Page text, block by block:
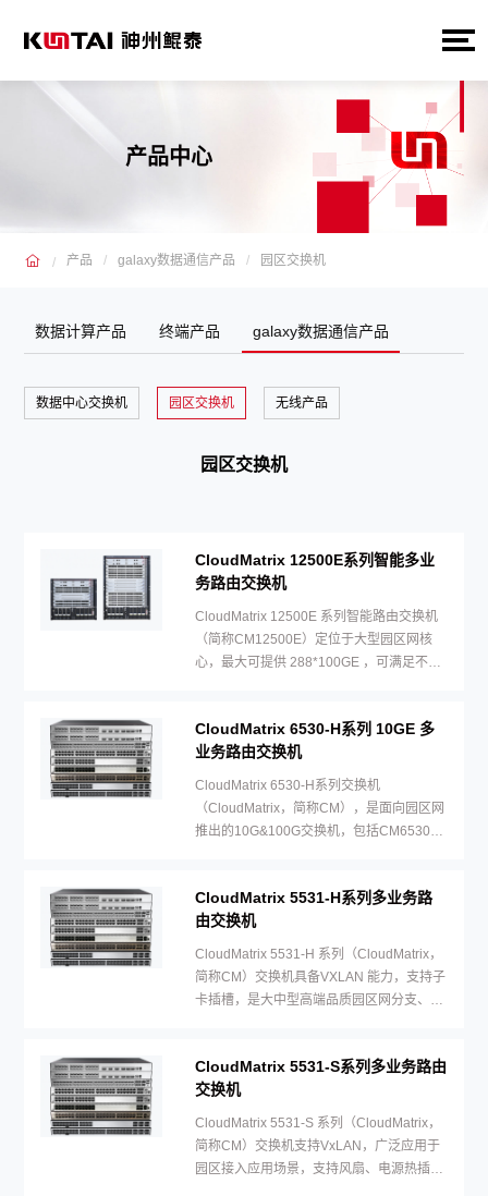
产品中心
产品 galaxy数据通信产品 园区交换机
数据计算产品 终端产品 galaxy数据通信产品
数据中心交换机 园区交换机 无线产品
园区交换机
CloudMatrix 12500E系列智能多业
务路由交换机
CloudMatrix 12500E 系列智能路由交换机
（简称CM12500E）定位于大型园区网核
心，最大可提供 288*100GE ，可满足不同
CloudMatrix 6530-H系列 10GE 多
业务路由交换机
CloudMatrix 6530-H系列交换机
（CloudMatrix，简称CM），是面向园区网
推出的10G&100G交换机，包括CM6530-
CloudMatrix 5531-H系列多业务路
由交换机
CloudMatrix 5531-H 系列（CloudMatrix，
简称CM）交换机具备VXLAN 能力，支持子
卡插槽，是大中型高端品质园区网分支、小
CloudMatrix 5531-S系列多业务路由
交换机
CloudMatrix 5531-S 系列（CloudMatrix，
简称CM）交换机支持VxLAN，广泛应用于
园区接入应用场景，支持风扇、电源热插